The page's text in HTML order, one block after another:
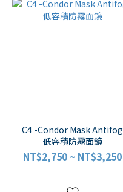
C4 -Condor Mask Antifog
低容積防霧面鏡
NT$2,750 ~ NT$3,250